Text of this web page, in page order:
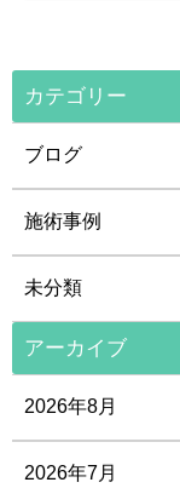
カテゴリー
ブログ
施術事例
未分類
アーカイブ
2026年8月
2026年7月